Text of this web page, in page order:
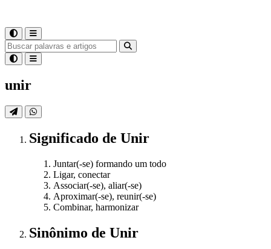
unir
Significado de Unir
Juntar(-se) formando um todo
Ligar, conectar
Associar(-se), aliar(-se)
Aproximar(-se), reunir(-se)
Combinar, harmonizar
Sinônimo de Unir